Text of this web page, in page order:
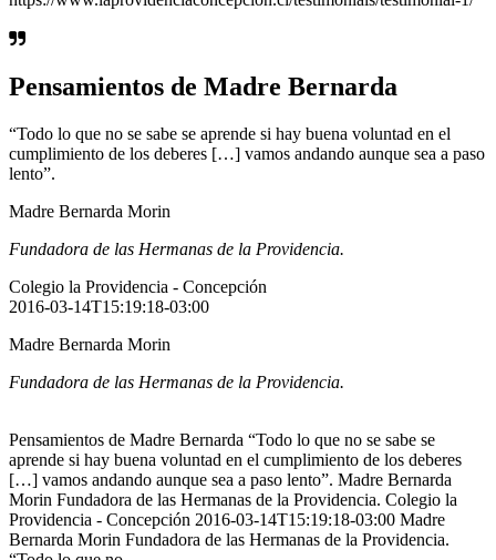
Pensamientos de Madre Bernarda
“Todo lo que no se sabe se aprende si hay buena voluntad en el
cumplimiento de los deberes […] vamos andando aunque sea a paso
lento”.
Madre Bernarda Morin
Fundadora de las Hermanas de la Providencia.
Colegio la Providencia - Concepción
2016-03-14T15:19:18-03:00
Madre Bernarda Morin
Fundadora de las Hermanas de la Providencia.
Pensamientos de Madre Bernarda “Todo lo que no se sabe se
aprende si hay buena voluntad en el cumplimiento de los deberes
[…] vamos andando aunque sea a paso lento”. Madre Bernarda
Morin Fundadora de las Hermanas de la Providencia. Colegio la
Providencia - Concepción 2016-03-14T15:19:18-03:00 Madre
Bernarda Morin Fundadora de las Hermanas de la Providencia.